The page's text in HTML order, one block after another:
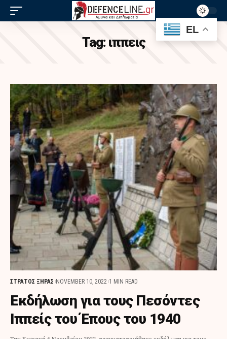
Tag: ιππεις
ΣΤΡΑΤΟΣ ΞΗΡΑΣ NOVEMBER 10, 2022 1 MIN READ
Εκδήλωση για τους Πεσόντες
Ιππείς του Έπους του 1940
EL